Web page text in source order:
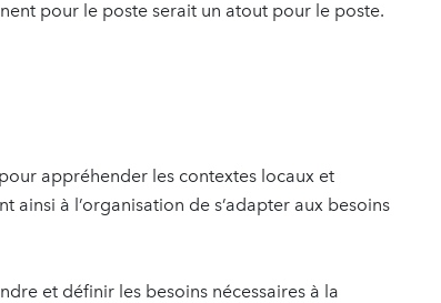
pour le poste serait un atout pour le poste.
appréhender les contextes locaux et
à l’organisation de s’adapter aux besoins
et définir les besoins nécessaires à la